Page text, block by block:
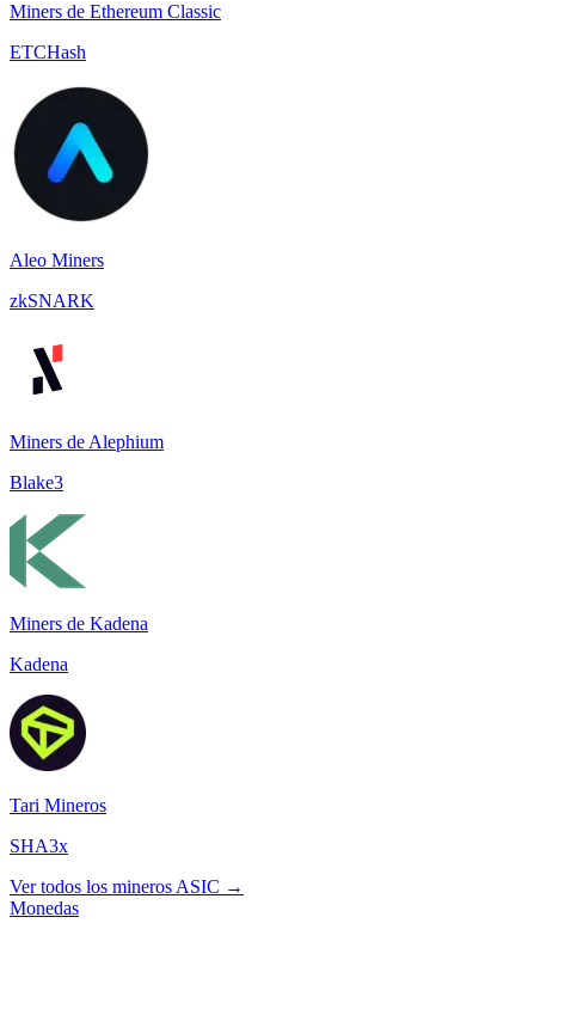
Miners de Ethereum Classic
ETCHash
Aleo Miners
zkSNARK
Miners de Alephium
Blake3
Miners de Kadena
Kadena
Tari Mineros
SHA3x
Ver todos los mineros ASIC →
Monedas